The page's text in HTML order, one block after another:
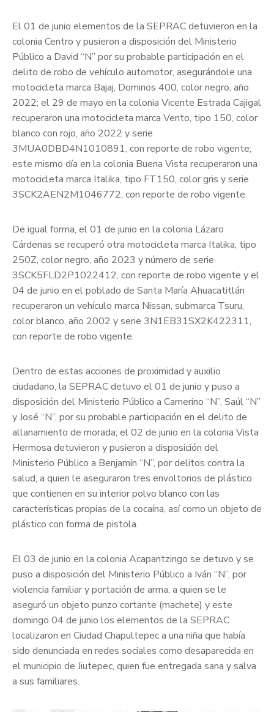
El 01 de junio elementos de la SEPRAC detuvieron en la
colonia Centro y pusieron a disposición del Ministerio
Público a David “N” por su probable participación en el
delito de robo de vehículo automotor, asegurándole una
motocicleta marca Bajaj, Dominos 400, color negro, año
2022; el 29 de mayo en la colonia Vicente Estrada Cajigal
recuperaron una motocicleta marca Vento, tipo 150, color
blanco con rojo, año 2022 y serie
3MUA0DBD4N1010891, con reporte de robo vigente;
este mismo día en la colonia Buena Vista recuperaron una
motocicleta marca Italika, tipo FT150, color gris y serie
3SCK2AEN2M1046772, con reporte de robo vigente.
De igual forma, el 01 de junio en la colonia Lázaro
Cárdenas se recuperó otra motocicleta marca Italika, tipo
250Z, color negro, año 2023 y número de serie
3SCK5FLD2P1022412, con reporte de robo vigente y el
04 de junio en el poblado de Santa María Ahuacatitlán
recuperaron un vehículo marca Nissan, submarca Tsuru,
color blanco, año 2002 y serie 3N1EB31SX2K422311,
con reporte de robo vigente.
Dentro de estas acciones de proximidad y auxilio
ciudadano, la SEPRAC detuvo el 01 de junio y puso a
disposición del Ministerio Público a Camerino “N”, Saúl “N”
y José “N”, por su probable participación en el delito de
allanamiento de morada; el 02 de junio en la colonia Vista
Hermosa detuvieron y pusieron a disposición del
Ministerio Público a Benjamín “N”, por delitos contra la
salud, a quien le aseguraron tres envoltorios de plástico
que contienen en su interior polvo blanco con las
características propias de la cocaína, así como un objeto de
plástico con forma de pistola.
El 03 de junio en la colonia Acapantzingo se detuvo y se
puso a disposición del Ministerio Público a Iván “N”, por
violencia familiar y portación de arma, a quien se le
aseguró un objeto punzo cortante (machete) y este
domingo 04 de junio los elementos de la SEPRAC
localizaron en Ciudad Chapultepec a una niña que había
sido denunciada en redes sociales como desaparecida en
el municipio de Jiutepec, quien fue entregada sana y salva
a sus familiares.